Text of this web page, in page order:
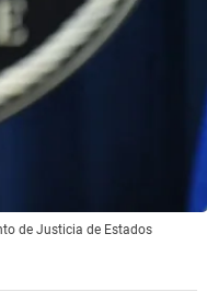
de Justicia de Estados